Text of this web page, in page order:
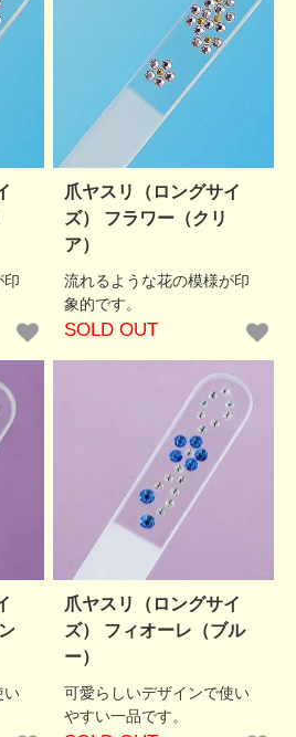
印
爪ヤスリ（ロングサイ
ズ） フラワー（クリ
ア）
流れるような花の模様が印
象的です。
SOLD OUT
い
爪ヤスリ（ロングサイ
ズ） フィオーレ（ブル
ー）
可愛らしいデザインで使い
やすい一品です。